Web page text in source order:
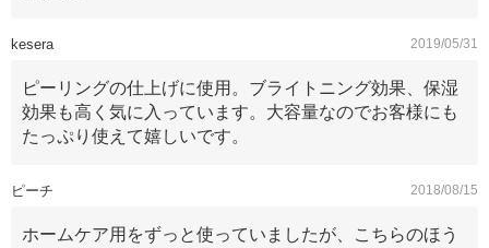
kesera 2019/05/31
ピーリングの仕上げに使用。ブライトニング効果、保湿
効果も高く気に入っています。大容量なのでお客様にも
たっぷり使えて嬉しいです。
ピーチ 2018/08/15
ホームケア用をずっと使っていましたが、こちらのほう